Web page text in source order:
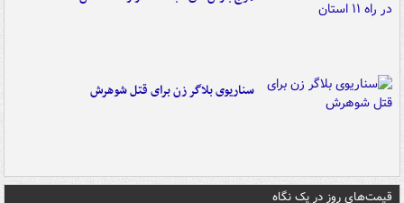
سناریوی بلاگر زن برای قتل شوهرش
قیمت‌های روز در یک نگاه